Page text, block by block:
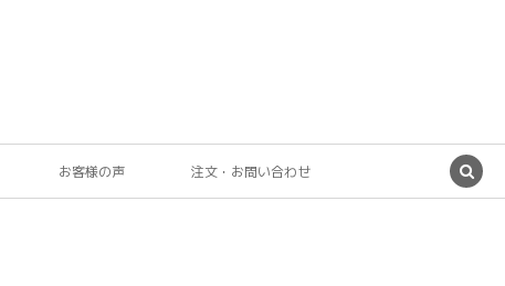
お客様の声 注文・お問い合わせ